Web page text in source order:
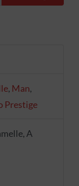
, Man,
Prestige
A